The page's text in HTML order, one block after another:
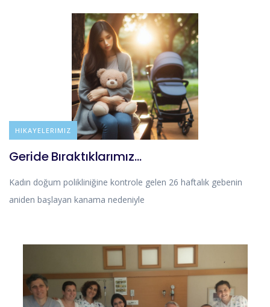
BLOG
HIKAYELERIMIZ
Geride Bıraktıklarımız…
Kadın doğum polikliniğine kontrole gelen 26 haftalık gebenin
aniden başlayan kanama nedeniyle